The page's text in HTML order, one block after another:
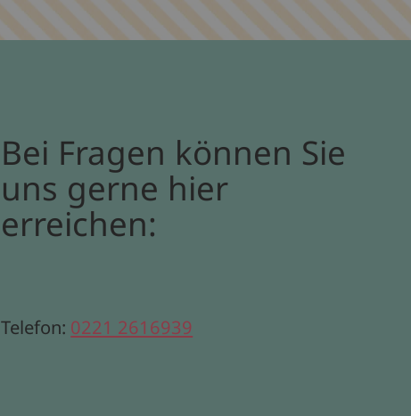
Bei Fragen können Sie
uns gerne hier
erreichen:
Telefon: 0221 2616939